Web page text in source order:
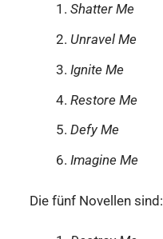
Shatter Me
Unravel Me
Ignite Me
Restore Me
Defy Me
Imagine Me
Die fünf Novellen sind: